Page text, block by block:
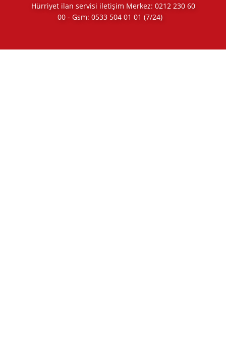
Hürriyet ilan servisi iletişim Merkez: 0212 230 60
00 - Gsm: 0533 504 01 01 (7/24)